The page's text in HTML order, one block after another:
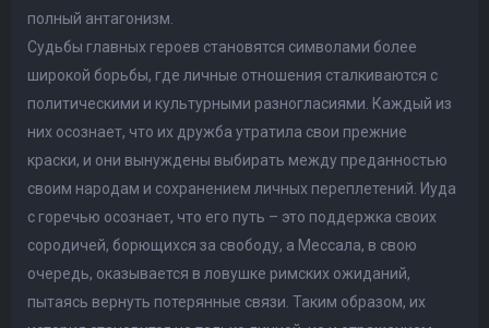
полный антагонизм.
Судьбы главных героев становятся символами более
широкой борьбы, где личные отношения сталкиваются с
политическими и культурными разногласиями. Каждый из
них осознает, что их дружба утратила свои прежние
краски, и они вынуждены выбирать между преданностью
своим народам и сохранением личных переплетений. Иуда
с горечью осознает, что его путь – это поддержка своих
сородичей, борющихся за свободу, а Мессала, в свою
очередь, оказывается в ловушке римских ожиданий,
пытаясь вернуть потерянные связи. Таким образом, их